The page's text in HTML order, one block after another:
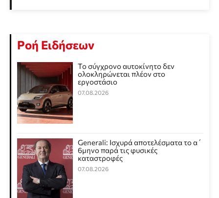
Ροή Ειδήσεων
Το σύγχρονο αυτοκίνητο δεν
ολοκληρώνεται πλέον στο
εργοστάσιο
07.08.2026
Generali: Ισχυρά αποτελέσματα το α΄
6μηνο παρά τις φυσικές
καταστροφές
07.08.2026